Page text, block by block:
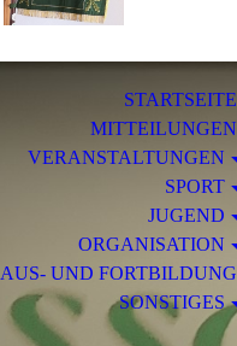
STARTSEITE
MITTEILUNGEN
VERANSTALTUNGEN
SPORT
JUGEND
ORGANISATION
AUS- UND FORTBILDUNG
SONSTIGES